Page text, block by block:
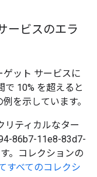
ービスのエラ
ット サービスに
で 10% を超えると
を示しています。
リティカルなター
86b7-11e8-83d7-
。コレクションの
すべてのコレクシ